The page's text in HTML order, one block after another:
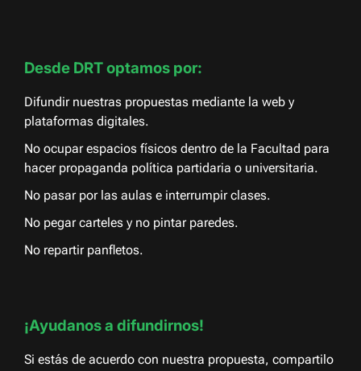
Desde DRT optamos por:
Difundir nuestras propuestas mediante la web y
plataformas digitales.
No ocupar espacios físicos dentro de la Facultad para
hacer propaganda política partidaria o universitaria.
No pasar por las aulas e interrumpir clases.
No pegar carteles y no pintar paredes.
No repartir panfletos.
¡Ayudanos a difundirnos!
Si estás de acuerdo con nuestra propuesta, compartilo